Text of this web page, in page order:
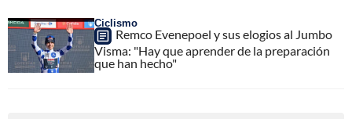
Ciclismo
Remco Evenepoel y sus elogios al Jumbo
Visma: "Hay que aprender de la preparación
que han hecho"